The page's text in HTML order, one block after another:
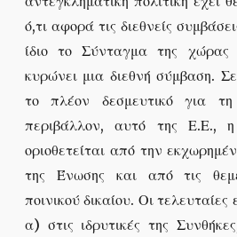
ό,τι αφορά τις διεθνείς
ίδιο το Σύνταγμα της
κυρώνει μια διεθνή σύμβαση.
το πλέον δεσμευτικό για
περιβάλλον, αυτό της Ε.Ε., η
οριοθετείται από την
της Ένωσης και από τις
ποινικού δικαίου. Οι
α) στις ιδρυτικές της